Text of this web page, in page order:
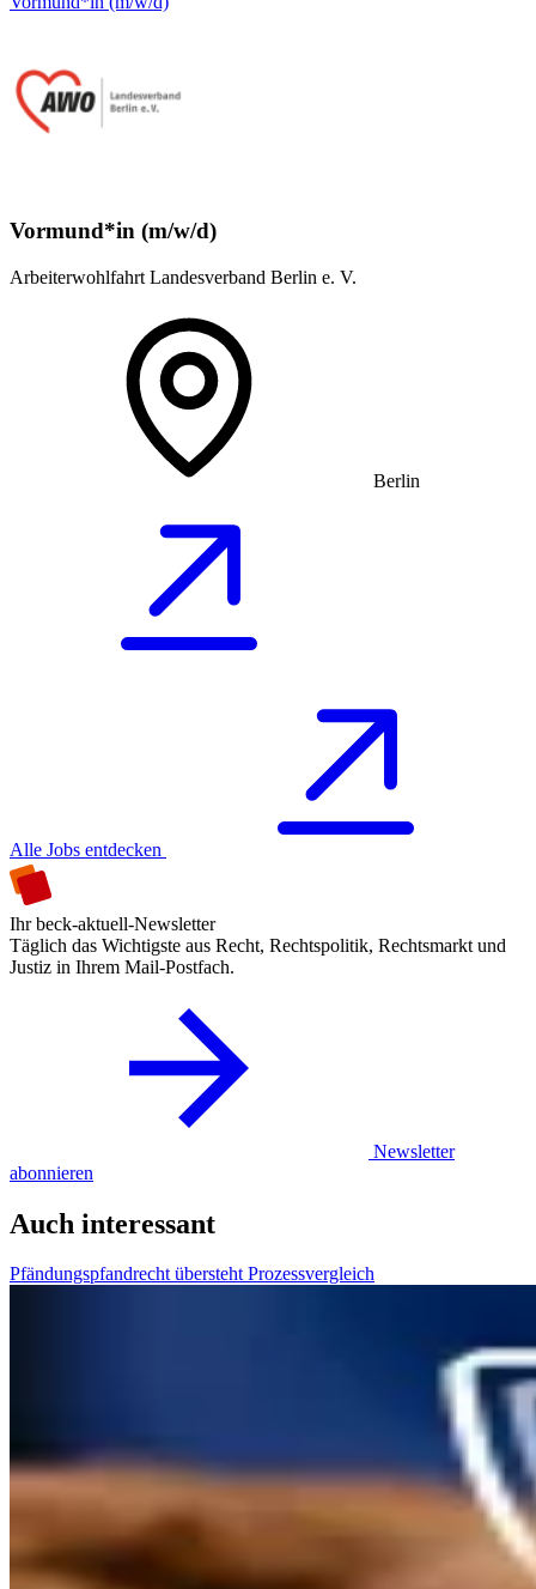
Vormund*in (m/w/d)
Arbeiterwohlfahrt Landesverband Berlin e. V.
Berlin
Alle Jobs entdecken
Ihr beck-aktuell-Newsletter
Täglich das Wichtigste aus Recht, Rechtspolitik, Rechtsmarkt und
Justiz in Ihrem Mail-Postfach.
Newsletter
abonnieren
Auch interessant
Pfändungspfandrecht übersteht Prozessvergleich